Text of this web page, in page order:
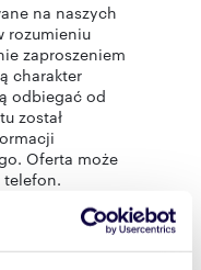
na naszych
rozumieniu
zaproszeniem
charakter
odbiegać od
został
Oferta może
telefon.
Andrzej